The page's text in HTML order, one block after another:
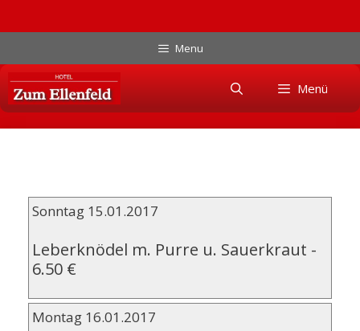
Inhalt
springen
Menu
Skip
content
Menü
Sonntag 15.01.2017
Leberknödel m. Purre u. Sauerkraut -
6.50 €
Montag 16.01.2017